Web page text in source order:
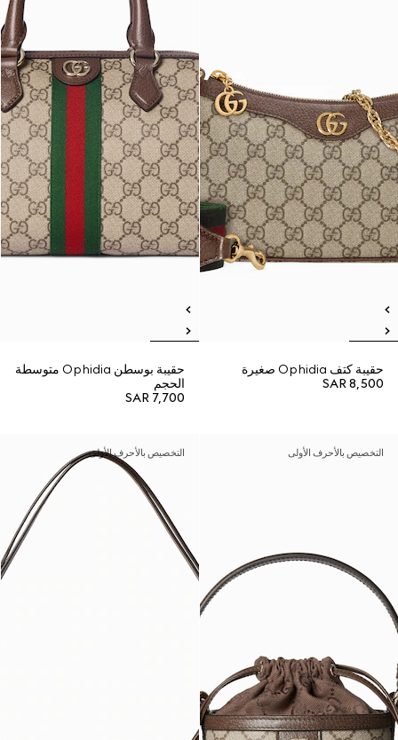
حقيبة كتف Ophidia صغيرة
SAR 8,500
حقيبة بوسطن Ophidia متوسطة
الحجم
SAR 7,700
التخصيص بالأحرف الأولى التخصيص بالأحرف الأولى